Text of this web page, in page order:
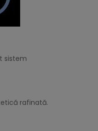
sistem
rafinată.